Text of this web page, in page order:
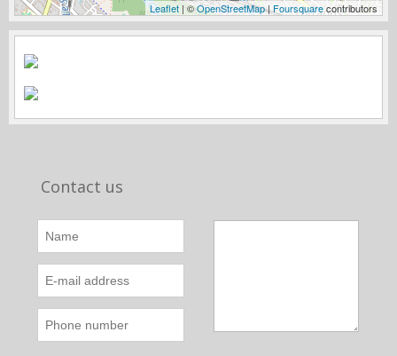
Leaflet | ©OpenStreetMap|Foursquarecontributors
Contact us